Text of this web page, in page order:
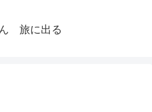
旅に出る